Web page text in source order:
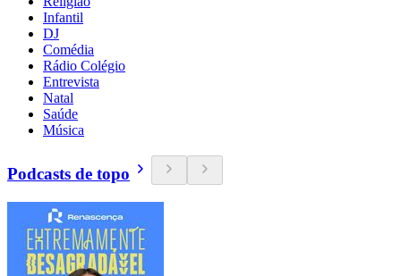
Infantil
DJ
Comédia
Rádio Colégio
Entrevista
Natal
Saúde
Música
Podcasts de topo